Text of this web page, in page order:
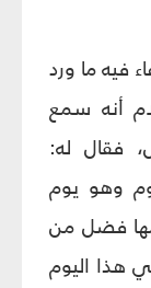
فيه ما ورد
أنه سمع
فقال له:
وهو يوم
فضل من
هذا اليوم